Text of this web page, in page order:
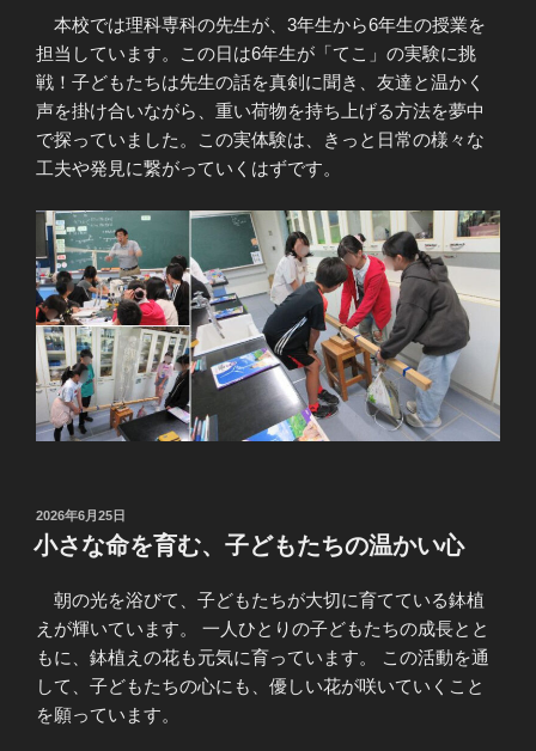
本校では理科専科の先生が、3年生から6年生の授業を
担当しています。この日は6年生が「てこ」の実験に挑
戦！子どもたちは先生の話を真剣に聞き、友達と温かく
声を掛け合いながら、重い荷物を持ち上げる方法を夢中
で探っていました。この実体験は、きっと日常の様々な
工夫や発見に繋がっていくはずです。
投
稿
日:
2026年6月25日
小さな命を育む、子どもたちの温かい心
朝の光を浴びて、子どもたちが大切に育てている鉢植
えが輝いています。 一人ひとりの子どもたちの成長とと
もに、鉢植えの花も元気に育っています。 この活動を通
して、子どもたちの心にも、優しい花が咲いていくこと
を願っています。